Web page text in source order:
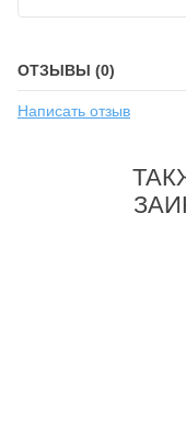
ОТЗЫВЫ (0)
Написать отзыв